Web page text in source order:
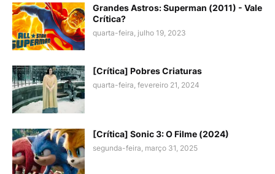
Grandes Astros: Superman (2011) - Vale
Crítica?
quarta-feira, julho 19, 2023
[Crítica] Pobres Criaturas
quarta-feira, fevereiro 21, 2024
[Crítica] Sonic 3: O Filme (2024)
segunda-feira, março 31, 2025